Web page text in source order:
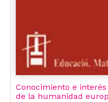
Conocimiento e
de la humanidad